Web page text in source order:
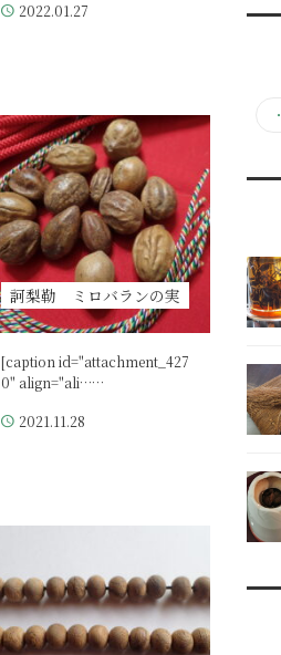
2022.01.27
訶梨勒 ミロバランの実
[caption id="attachment_427
0" align="ali……
2021.11.28
・